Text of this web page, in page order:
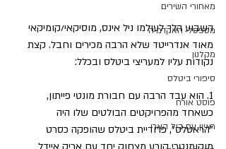
מאחורי השירים
מספסלי האקדמיה
מקלנון
סיפורי ביטלס
פוסט אורח
ראיון עם ביל הארי
השבוע הלך לעולמו ניל אינס, מוסיקאי/קומיקאי
מאוד אנדרייטד שלא הרבה מכירים וחבל. קצת
נקודות עליו למעריצי ביטלס ובכלל:
1. הוא עבד הרבה עם חבורת מונטי פייתון,
כשאחד מהפרויקטים הבולטים שלו היה
"הראטלס", פרודיית ביטלס שהופקה כסרט